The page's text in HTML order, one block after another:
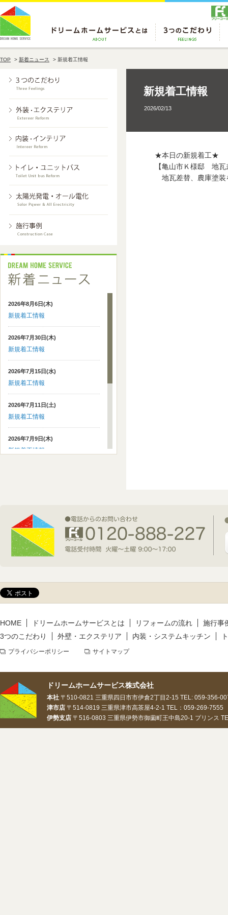
TOP > 新着ニュース > 新規着工情報
2026年8月6日(木)
新規着工情報
2026年7月30日(木)
新規着工情報
2026年7月15日(水)
新規着工情報
2026年7月11日(土)
新規着工情報
2026年7月9日(木)
新規着工情報
新規着工情報
2026年5月14日(木)
新規着工情報
新規着工情報
2026/02/13
★本日の新規着工★
【亀山市Ｋ様邸 地
地瓦差替、農庫塗装
HOME ドリームホームサービスとは リフォームの流れ
施行事
3つのこだわり
外壁・エクステリア 内装・システムキッチン
プライバシーポリシー サイトマップ
ドリームホームサービス株式会社
本社 〒510-0821 三重県四日市市伊倉2丁目2-15 TEL: 059-356-
津市店 〒514-0819 三重県津市高茶屋4-2-1 TEL：059-269-
伊勢支店 〒516-0803 三重県伊勢市御薗町王中島20-1 プリンス